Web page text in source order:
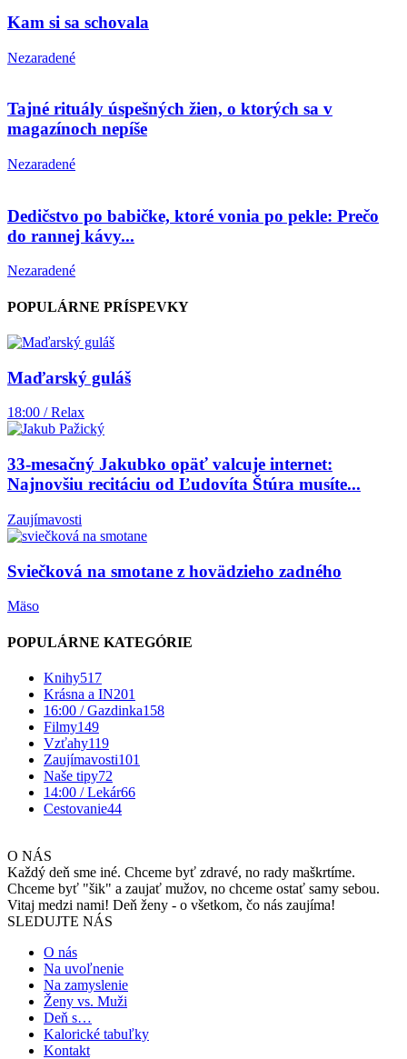
Kam si sa schovala
Nezaradené
Tajné rituály úspešných žien, o ktorých sa v
magazínoch nepíše
Nezaradené
Dedičstvo po babičke, ktoré vonia po pekle: Prečo
do rannej kávy...
Nezaradené
POPULÁRNE PRÍSPEVKY
Maďarský guláš
18:00 / Relax
33-mesačný Jakubko opäť valcuje internet:
Najnovšiu recitáciu od Ľudovíta Štúra musíte...
Zaujímavosti
Sviečková na smotane z hovädzieho zadného
Mäso
POPULÁRNE KATEGÓRIE
Knihy517
Krásna a IN201
16:00 / Gazdinka158
Filmy149
Vzťahy119
Zaujímavosti101
Naše tipy72
14:00 / Lekár66
Cestovanie44
O NÁS
Každý deň sme iné. Chceme byť zdravé, no rady maškrtíme.
Chceme byť "šik" a zaujať mužov, no chceme ostať samy sebou.
Vitaj medzi nami! Deň ženy - o všetkom, čo nás zaujíma!
SLEDUJTE NÁS
O nás
Na uvoľnenie
Na zamyslenie
Ženy vs. Muži
Deň s…
Kalorické tabuľky
Kontakt